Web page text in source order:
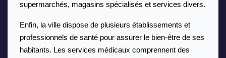
supermarchés, magasins spécialisés et services divers.
Enfin, la ville dispose de plusieurs établissements et
professionnels de santé pour assurer le bien-être de ses
habitants. Les services médicaux comprennent des